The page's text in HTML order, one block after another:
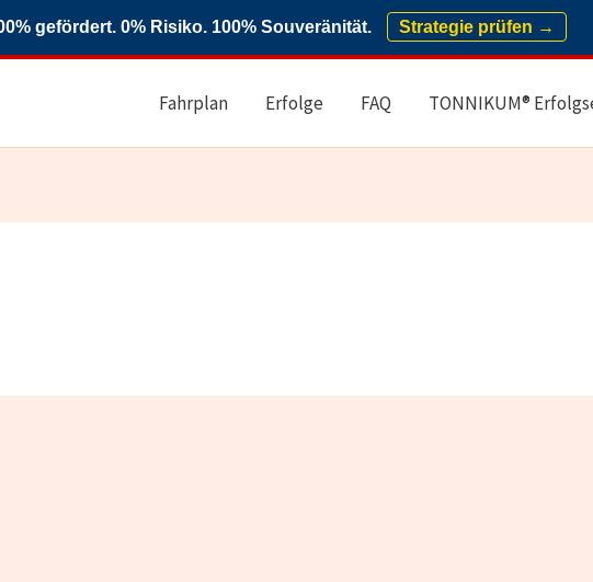
gefördert. 0% Risiko. 100% Souveränität. Strategie prüfen →
Fahrplan Erfolge FAQ TONNIKUM®